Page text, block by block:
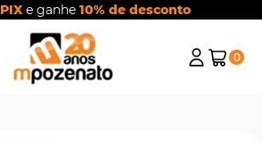
PIXe ganhe 10% de desconto
0